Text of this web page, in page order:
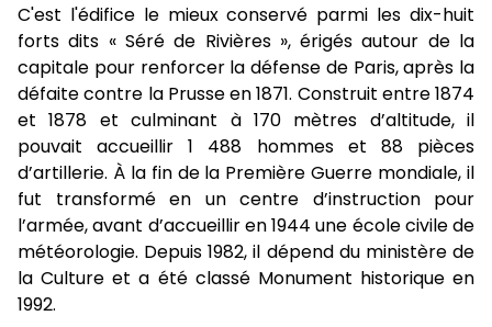
C'est l'édifice le mieux conservé parmi les dix-huit
forts dits « Séré de Rivières », érigés autour de la
capitale pour renforcer la défense de Paris, après la
défaite contre la Prusse en 1871. Construit entre 1874
et 1878 et culminant à 170 mètres d’altitude, il
pouvait accueillir 1 488 hommes et 88 pièces
d’artillerie. À la fin de la Première Guerre mondiale, il
fut transformé en un centre d’instruction pour
l’armée, avant d’accueillir en 1944 une école civile de
météorologie. Depuis 1982, il dépend du ministère de
la Culture et a été classé Monument historique en
1992.